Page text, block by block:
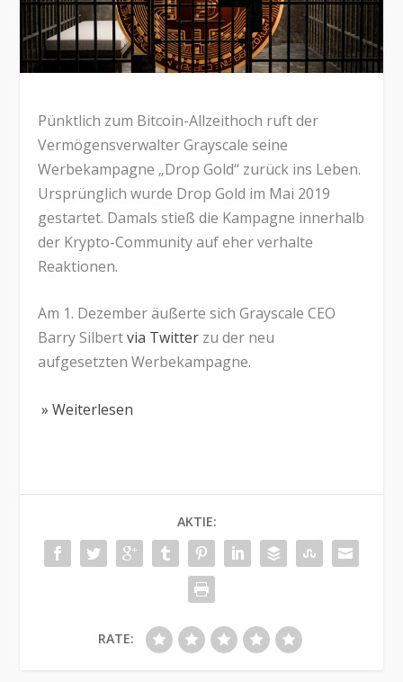
Pünktlich zum Bitcoin-Allzeithoch ruft der
Vermögensverwalter Grayscale seine
Werbekampagne „Drop Gold“ zurück ins Leben.
Ursprünglich wurde Drop Gold im Mai 2019
gestartet. Damals stieß die Kampagne innerhalb
der Krypto-Community auf eher verhalte
Reaktionen.
Am 1. Dezember äußerte sich Grayscale CEO
Barry Silbertvia Twitter zu der neu
aufgesetzten Werbekampagne.
» Weiterlesen
AKTIE:
RATE: